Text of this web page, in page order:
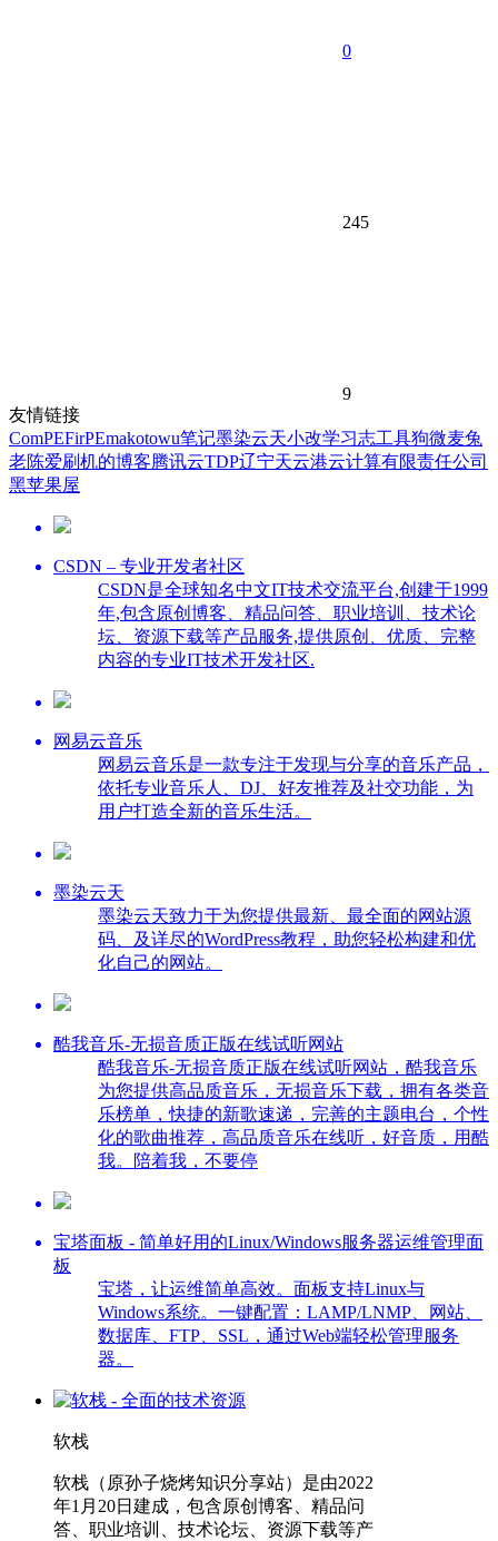
0
245
9
友情链接
ComPEFirPEmakotowu笔记墨染云天小改学习志工具狗微麦兔
老陈爱刷机的博客腾讯云TDP辽宁天云港云计算有限责任公司
黑苹果屋
CSDN – 专业开发者社区
CSDN是全球知名中文IT技术交流平台,创建于1999
年,包含原创博客、精品问答、职业培训、技术论
坛、资源下载等产品服务,提供原创、优质、完整
内容的专业IT技术开发社区.
网易云音乐
网易云音乐是一款专注于发现与分享的音乐产品，
依托专业音乐人、DJ、好友推荐及社交功能，为
用户打造全新的音乐生活。
墨染云天
墨染云天致力于为您提供最新、最全面的网站源
码、及详尽的WordPress教程，助您轻松构建和优
化自己的网站。
酷我音乐-无损音质正版在线试听网站
酷我音乐-无损音质正版在线试听网站，酷我音乐
为您提供高品质音乐，无损音乐下载，拥有各类音
乐榜单，快捷的新歌速递，完善的主题电台，个性
化的歌曲推荐，高品质音乐在线听，好音质，用酷
我。陪着我，不要停
宝塔面板 - 简单好用的Linux/Windows服务器运维管理面
板
宝塔，让运维简单高效。面板支持Linux与
Windows系统。一键配置：LAMP/LNMP、网站、
数据库、FTP、SSL，通过Web端轻松管理服务
器。
软栈
软栈（原孙子烧烤知识分享站）是由2022
年1月20日建成，包含原创博客、精品问
答、职业培训、技术论坛、资源下载等产